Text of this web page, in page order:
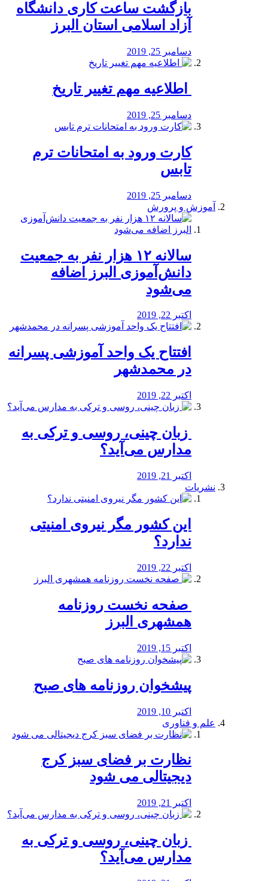
بازگشت ساعت کاری دانشگاه
آزاد اسلامی استان البرز
دسامبر 25, 2019
️ اطلاعیه مهم تغییر تاریخ
دسامبر 25, 2019
کارت ورود به امتحانات ترم
تابس
دسامبر 25, 2019
آموزش و پرورش
️سالانه ۱۲ هزار نفر به جمعیت
دانش‌آموزی البرز اضافه
می‌شود
اکتبر 22, 2019
افتتاح یک واحد آموزشی پسرانه
در محمدشهر
اکتبر 22, 2019
️ زبان چینی، روسی و ترکی به
مدارس می‌آید؟
اکتبر 21, 2019
نشریات
این کشور مگر نیروی امنیتی
ندارد؟
اکتبر 22, 2019
️ صفحه نخست روزنامه‌
همشهری البرز
اکتبر 15, 2019
پیشخوان روزنامه های صبح
اکتبر 10, 2019
علم و فناوری
نظارت بر فضای سبز کرج
دیجیتالی می شود
اکتبر 21, 2019
️ زبان چینی، روسی و ترکی به
مدارس می‌آید؟